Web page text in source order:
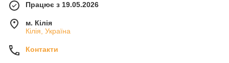
Працює з 19.05.2026
м. Кілія
Кілія, Україна
Контакти